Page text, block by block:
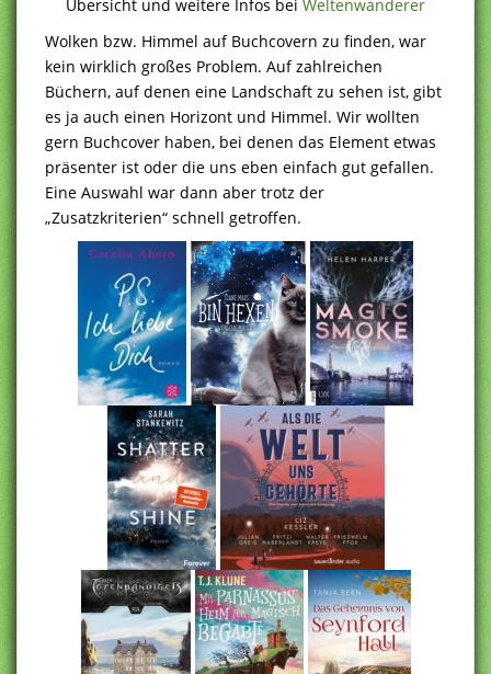
Übersicht und weitere Infos bei Weltenwanderer
Wolken bzw. Himmel auf Buchcovern zu finden, war
kein wirklich großes Problem. Auf zahlreichen
Büchern, auf denen eine Landschaft zu sehen ist, gibt
es ja auch einen Horizont und Himmel. Wir wollten
gern Buchcover haben, bei denen das Element etwas
präsenter ist oder die uns eben einfach gut gefallen.
Eine Auswahl war dann aber trotz der
„Zusatzkriterien“ schnell getroffen.